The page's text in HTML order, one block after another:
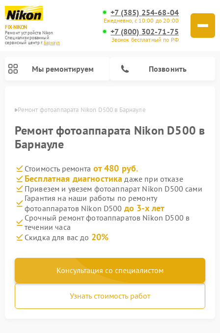
FIX-NIKON
Ремонт устройств Nikon
Специализированный
cервисный центр г.Барнаул
+7 (385) 254-68-04
Ежедневно, с 10:00 до 20:00
+7 (800) 302-71-75
Звонок бесплатный по РФ
Мы ремонтируем Позвонить
Ремонт фотоаппарата Nikon D500 в Барнауле
Ремонт фотоаппарата Nikon D500 в
Барнауле
Стоимость ремонта от 480 руб.
Бесплатная диагностика даже при отказе
Привезем и увезем фотоаппарат Nikon D500 сами
Гарантия на наши работы по ремонту
фотоаппаратов Nikon D500 до 3-х лет
Срочный ремонт фотоаппаратов Nikon D500 в
течении часа
Скидка для вас до 20%
Консультация со специалистом
Узнать стоимость работ